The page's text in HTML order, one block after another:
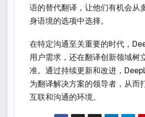
语的替代翻译，让他们有机会从
身语境的选项中选择。
在特定沟通至关重要的时代，
用户需求，还在翻译创新领域树
准。通过持续更新和改进，
为翻译解决方案的领导者，从而
互联和沟通的环境。